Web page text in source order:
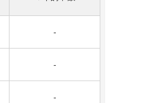
-
-
-